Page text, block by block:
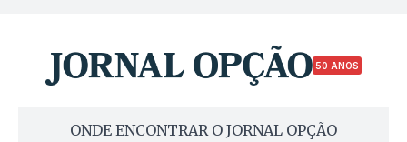
50 ANOS
ONDE ENCONTRAR O JORNAL OPÇÃO